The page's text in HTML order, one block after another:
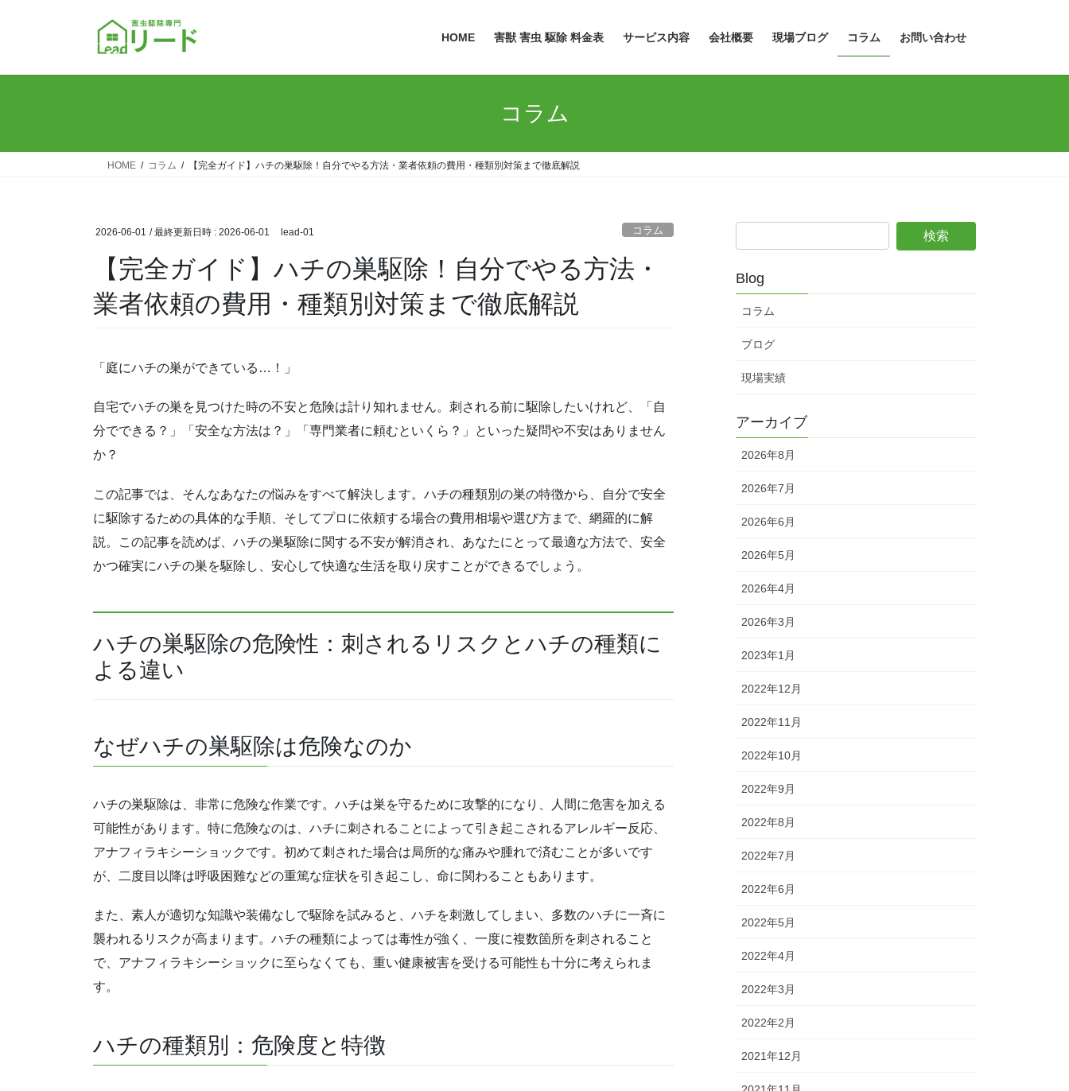
HOME 害獣 害虫 駆除 料金表 サービス内容 会社概要 現場ブログ コラム お問い合わせ
コラム
HOME コラム 【完全ガイド】ハチの巣駆除！自分でやる方法・業者依頼の費用・種類別対策まで徹底解説
2026-06-01 / 最終更新日時 : 2026-06-01 lead-01 コラム
【完全ガイド】ハチの巣駆除！自分でやる方法・
業者依頼の費用・種類別対策まで徹底解説
「庭にハチの巣ができている…！」
自宅でハチの巣を見つけた時の不安と危険は計り知れません。刺される前に駆除したいけれど、「自
分でできる？」「安全な方法は？」「専門業者に頼むといくら？」といった疑問や不安はありません
か？
この記事では、そんなあなたの悩みをすべて解決します。ハチの種類別の巣の特徴から、自分で安全
に駆除するための具体的な手順、そしてプロに依頼する場合の費用相場や選び方まで、網羅的に解
説。この記事を読めば、ハチの巣駆除に関する不安が解消され、あなたにとって最適な方法で、安全
かつ確実にハチの巣を駆除し、安心して快適な生活を取り戻すことができるでしょう。
ハチの巣駆除の危険性：刺されるリスクとハチの種類に
よる違い
なぜハチの巣駆除は危険なのか
ハチの巣駆除は、非常に危険な作業です。ハチは巣を守るために攻撃的になり、人間に危害を加える
可能性があります。特に危険なのは、ハチに刺されることによって引き起こされるアレルギー反応、
アナフィラキシーショックです。初めて刺された場合は局所的な痛みや腫れで済むことが多いです
が、二度目以降は呼吸困難などの重篤な症状を引き起こし、命に関わることもあります。
また、素人が適切な知識や装備なしで駆除を試みると、ハチを刺激してしまい、多数のハチに一斉に
襲われるリスクが高まります。ハチの種類によっては毒性が強く、一度に複数箇所を刺されること
で、アナフィラキシーショックに至らなくても、重い健康被害を受ける可能性も十分に考えられま
す。
ハチの種類別：危険度と特徴
Blog
コラム
ブログ
現場実績
アーカイブ
2026年8月
2026年7月
2026年6月
2026年5月
2026年4月
2026年3月
2023年1月
2022年12月
2022年11月
2022年10月
2022年9月
2022年8月
2022年7月
2022年6月
2022年5月
2022年4月
2022年3月
2022年2月
2021年12月